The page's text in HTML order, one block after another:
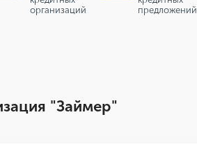
организаций
предложений
"Займер"